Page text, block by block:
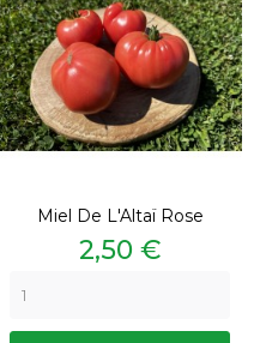
Miel De L'Altaï Rose
Prix
2,50 €